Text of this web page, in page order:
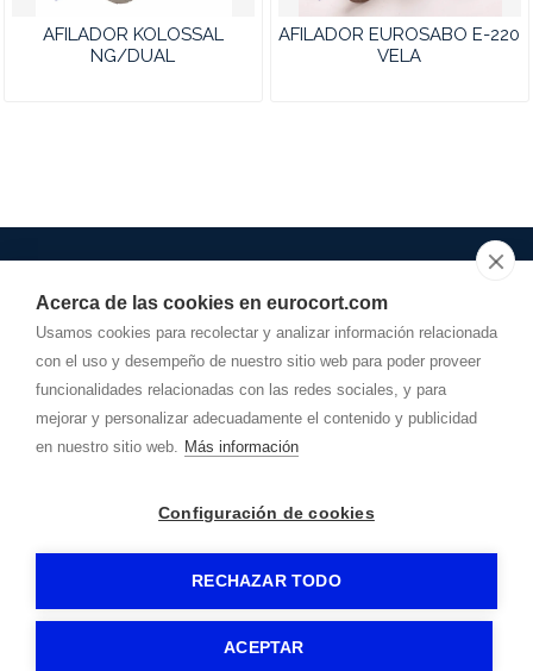
Acerca de las cookies en eurocort.com
Usamos cookies para recolectar y analizar información relacionada
con el uso y desempeño de nuestro sitio web para poder proveer
funcionalidades relacionadas con las redes sociales, y para
mejorar y personalizar adecuadamente el contenido y publicidad
en nuestro sitio web. Más información
Configuración de cookies
RECHAZAR TODO
ACEPTAR
AFILADOR KOLOSSAL
NG/DUAL
AFILADOR EUROSABO E-220
VELA
948.278.162
info@ eurocort.com
Dirección
POLÍGONO AGUSTINOS, Calle A, Parcela 29-D
31160- Orcoyen (Navarra)
EUROCOT AYERBE- Aviso legal -Política de privacidad
- ByCiberPubli -